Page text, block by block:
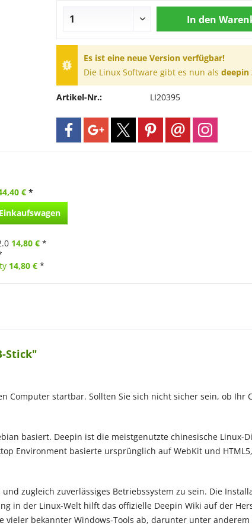
In den
Es ist eine neue Version verfügbar!
Die Linux Software gibt es nun als deepin
Artikel-Nr.: LI20395
€*
14,80 € *
14,80 € *
Stick"
Computer startbar. Sollten Sie sich nicht sicher sein, ob Ihr
basiert. Deepin ist die meistgenutzte chinesische Linux-
Environment basierte ursprünglich auf WebKit und
zugleich zuverlässiges Betriebssystem zu sein. Die
in der Linux-Welt hilft das offizielle Deepin Wiki auf der
bekannter Windows-Tools ab, darunter unter anderem